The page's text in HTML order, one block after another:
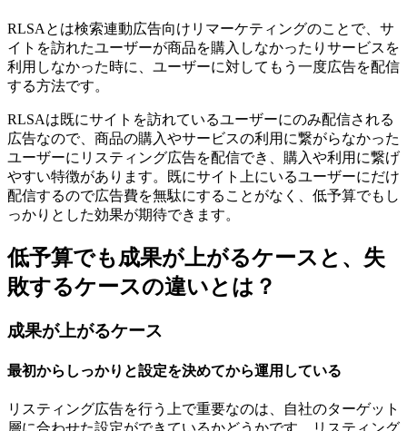
RLSAとは検索連動広告向けリマーケティングのことで、サ
イトを訪れたユーザーが商品を購入しなかったりサービスを
利用しなかった時に、ユーザーに対してもう一度広告を配信
する方法です。
RLSAは既にサイトを訪れているユーザーにのみ配信される
広告なので、商品の購入やサービスの利用に繋がらなかった
ユーザーにリスティング広告を配信でき、購入や利用に繋げ
やすい特徴があります。
既にサイト上にいるユーザーにだけ
配信するので広告費を無駄にすることがなく、低予算でもし
っかりとした効果が期待できます。
低予算でも成果が上がるケースと、失
敗するケースの違いとは？
成果が上がるケース
最初からしっかりと設定を決めてから運用している
リスティング広告を行う上で重要なのは、自社のターゲット
層に合わせた設定ができているかどうかです。
リスティング